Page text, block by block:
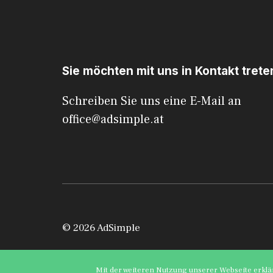
Sie möchten mit uns in Kontakt
Schreiben Sie uns eine E-Mail an
office@adsimple.at
© 2026 AdSimple
Mit der weiteren Nutzung unserer Webseite